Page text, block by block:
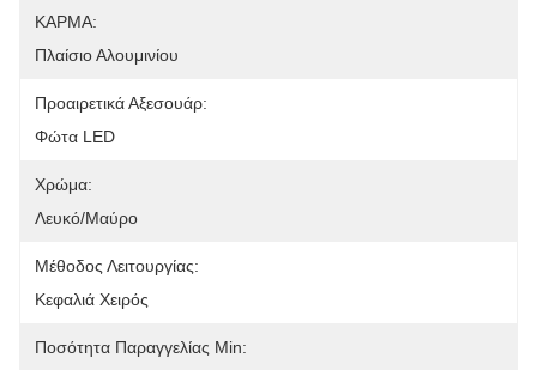
ΚΑΡΜΑ:
Πλαίσιο Αλουμινίου
Προαιρετικά Αξεσουάρ:
Φώτα LED
Χρώμα:
Λευκό/Μαύρο
Μέθοδος Λειτουργίας:
Κεφαλιά Χειρός
Ποσότητα Παραγγελίας Min: